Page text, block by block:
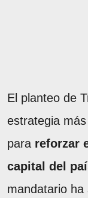
El planteo de
estrategia
para reforzar
capital del
mandatario ha